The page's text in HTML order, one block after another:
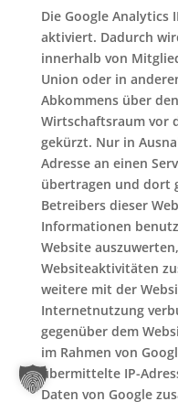
Die Google Analytics
aktiviert. Dadurch
innerhalb von
Union oder in
Abkommens über
Wirtschaftsraum vor
gekürzt. Nur in
Adresse an einen
übertragen und dort
Betreibers dieser
Informationen
Website
Websiteaktivitäten
weitere mit der
Internetnutzung
gegenüber dem
im Rahmen von
übermittelte IP-
Daten von Google